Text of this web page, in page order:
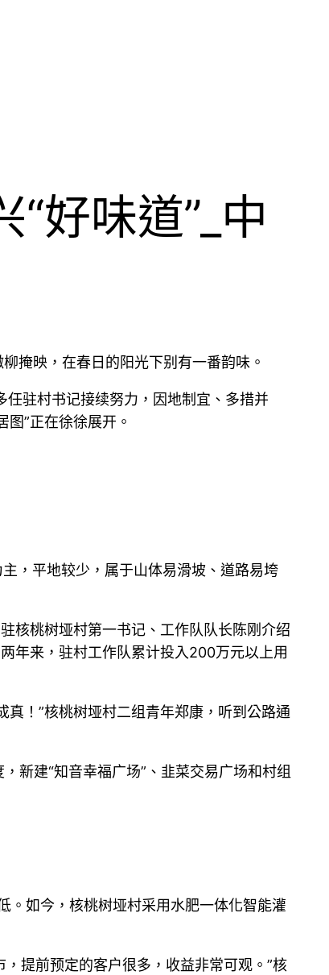
好味道”_中
掩映，在春日的阳光下别有一番韵味。
驻村书记接续努力，因地制宜、多措并
”正在徐徐展开。
，平地较少，属于山体易滑坡、道路易垮
核桃树垭村第一书记、工作队队长陈刚介绍
年来，驻村工作队累计投入200万元以上用
！”核桃树垭村二组青年郑康，听到公路通
新建“知音幸福广场”、韭菜交易广场和村组
如今，核桃树垭村采用水肥一体化智能灌
提前预定的客户很多，收益非常可观。”核